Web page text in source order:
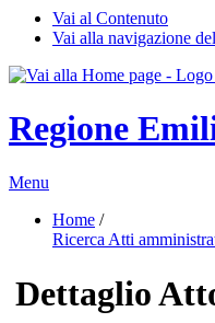
Vai al Contenuto
Vai alla navigazione
Regione
Menu
Home /
Ricerca Atti
Dettaglio